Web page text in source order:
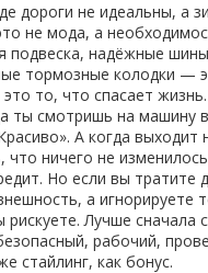
дороги не идеальны, а
не мода, а
подвеска, надёжные
тормозные колодки —
то, что спасает
ты смотришь на машину в
А когда выходит
что ничего не
Но если вы тратите
а игнорируете
рискуете. Лучше сначала
рабочий,
стайлинг, как бонус.